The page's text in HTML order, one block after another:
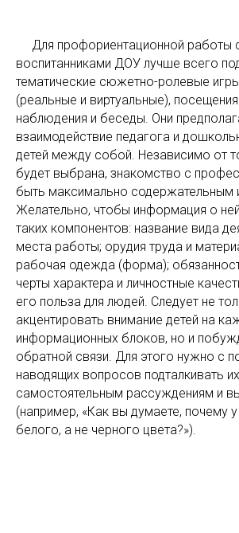
Для профориентационной работы
воспитанниками ДОУ лучше всего
тематические сюжетно-ролевые
(реальные и виртуальные),
наблюдения и беседы. Они
взаимодействие педагога и
детей между собой. Независимо от
будет выбрана, знакомство с
быть максимально содержательным
Желательно, чтобы информация о
таких компонентов: название вида
места работы; орудия труда и
рабочая одежда (форма);
черты характера и личностные
его польза для людей. Следует не
акцентировать внимание детей на
информационных блоков, но и
обратной связи. Для этого нужно с
наводящих вопросов подталкивать
самостоятельным рассуждениям и
(например, «Как вы думаете, почему
белого, а не черного цвета?»).